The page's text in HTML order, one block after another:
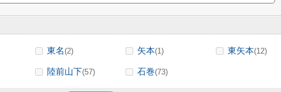
東名(2) 矢本(1) 東矢本(12)
陸前山下(57) 石巻(73)